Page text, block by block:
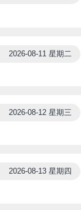
2026-08-11 星期二
2026-08-12 星期三
2026-08-13 星期四